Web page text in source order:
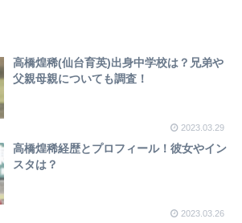
高橋煌稀(仙台育英)出身中学校は？兄弟や
父親母親についても調査！
2023.03.29
高橋煌稀経歴とプロフィール！彼女やイン
スタは？
2023.03.26